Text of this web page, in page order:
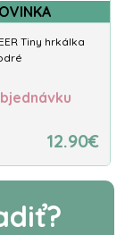
Tiny hrkálka
12.90€